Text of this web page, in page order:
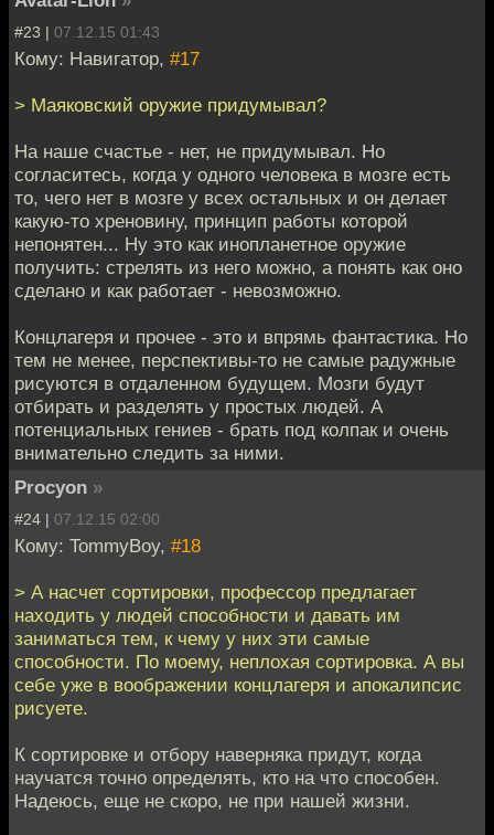
#23 | 07.12.15 01:43
Кому: Навигатор, #17
> Маяковский оружие придумывал?
На наше счастье - нет, не придумывал. Но
согласитесь, когда у одного человека в мозге есть
то, чего нет в мозге у всех остальных и он делает
какую-то хреновину, принцип работы которой
непонятен... Ну это как инопланетное оружие
получить: стрелять из него можно, а понять как оно
сделано и как работает - невозможно.
Концлагеря и прочее - это и впрямь фантастика. Но
тем не менее, перспективы-то не самые радужные
рисуются в отдаленном будущем. Мозги будут
отбирать и разделять у простых людей. А
потенциальных гениев - брать под колпак и очень
внимательно следить за ними.
Procyon »
#24 | 07.12.15 02:00
Кому: TommyBoy, #18
> А насчет сортировки, профессор предлагает
находить у людей способности и давать им
заниматься тем, к чему у них эти самые
способности. По моему, неплохая сортировка. А вы
себе уже в воображении концлагеря и апокалипсис
рисуете.
К сортировке и отбору наверняка придут, когда
научатся точно определять, кто на что способен.
Надеюсь, еще не скоро, не при нашей жизни.